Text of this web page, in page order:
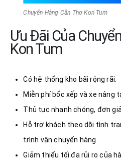
Chuyển Hàng Cần Thơ Kon Tum
Ưu Đãi Của
Kon Tum
Có hệ thống kho bãi rộng rãi.
Miễn phí bốc xếp và xe nâng
Thủ tục nhanh chóng, đơn
Hỗ trợ khách theo dõi tình
trình vận chuyển hàng
Giảm thiểu tối đa rủi ro của